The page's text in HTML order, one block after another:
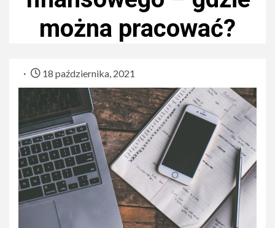
można pracować?
18 października, 2021